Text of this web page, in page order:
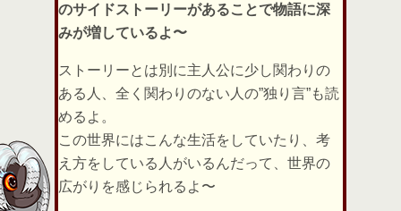
のサイドストーリーがあることで物語に深
みが増しているよ〜
ストーリーとは別に主人公に少し関わりの
ある人、全く関わりのない人の”独り言”も読
めるよ。
この世界にはこんな生活をしていたり、考
え方をしている人がいるんだって、世界の
広がりを感じられるよ〜